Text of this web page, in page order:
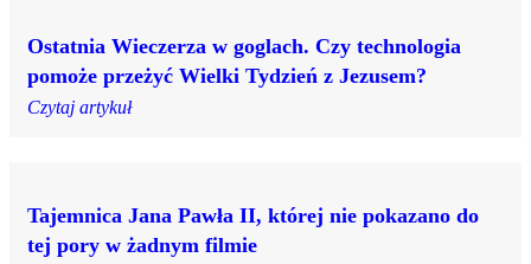
Ostatnia Wieczerza w goglach. Czy technologia
pomoże przeżyć Wielki Tydzień z Jezusem?
Czytaj artykuł
Tajemnica Jana Pawła II, której nie pokazano do
tej pory w żadnym filmie